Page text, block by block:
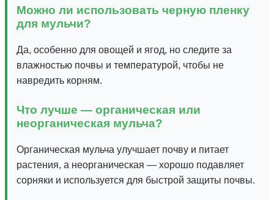
Можно ли использовать черную пленку
для мульчи?
Да, особенно для овощей и ягод, но следите за
влажностью почвы и температурой, чтобы не
навредить корням.
Что лучше — органическая или
неорганическая мульча?
Органическая мульча улучшает почву и питает
растения, а неорганическая — хорошо подавляет
сорняки и используется для быстрой защиты почвы.